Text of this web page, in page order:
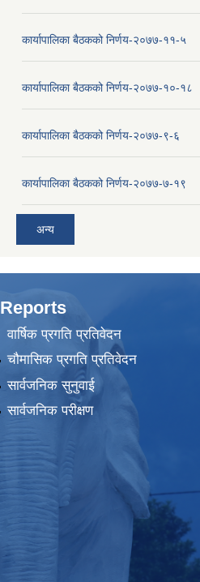
कार्यापालिका बैठकको निर्णय-२०७७-११-५
कार्यापालिका बैठकको निर्णय-२०७७-१०-१८
कार्यापालिका बैठकको निर्णय-२०७७-९-६
कार्यापालिका बैठकको निर्णय-२०७७-७-१९
अन्य
Reports
वार्षिक प्रगति प्रतिवेदन
चौमासिक प्रगति प्रतिवेदन
सार्वजनिक सुनुवाई
सार्वजनिक परीक्षण